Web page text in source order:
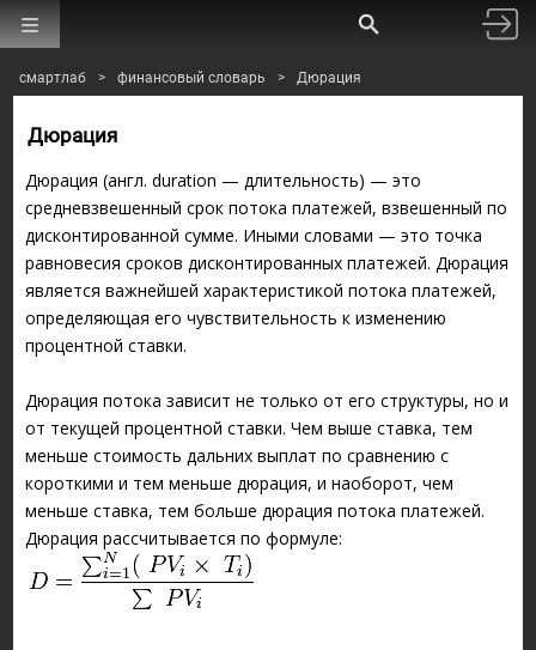
смартлаб > финансовый словарь > Дюрация
Дюрация
Дюрация (англ. duration — длительность) — это
средневзвешенный срок потока платежей, взвешенный по
дисконтированной сумме. Иными словами — это точка
равновесия сроков дисконтированных платежей. Дюрация
является важнейшей характеристикой потока платежей,
определяющая его чувствительность к изменению
процентной ставки.
Дюрация потока зависит не только от его структуры, но и
от текущей процентной ставки. Чем выше ставка, тем
меньше стоимость дальних выплат по сравнению с
короткими и тем меньше дюрация, и наоборот, чем
меньше ставка, тем больше дюрация потока платежей.
Дюрация рассчитывается по формуле: